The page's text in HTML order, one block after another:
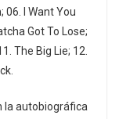
06. I Want You
Got To Lose;
The Big Lie; 12.
la autobiográfica